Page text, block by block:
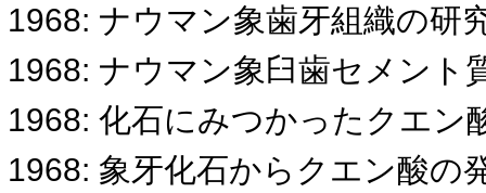
1968: ナウマン象歯牙組織の研
1968: ナウマン象臼歯セメント
1968: 化石にみつかったクエン
1968: 象牙化石からクエン酸の